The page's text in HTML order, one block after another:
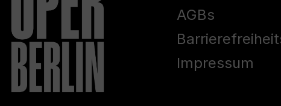
AGBs
Impressum